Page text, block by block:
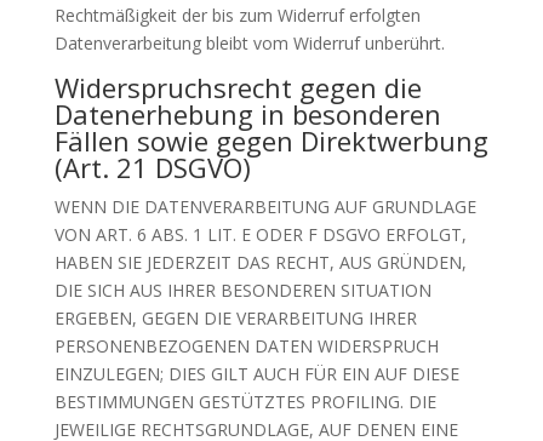
Rechtmäßigkeit der bis zum Widerruf erfolgten
Datenverarbeitung bleibt vom Widerruf unberührt.
Widerspruchsrecht gegen die
Datenerhebung in besonderen
Fällen sowie gegen Direktwerbung
(Art. 21 DSGVO)
WENN DIE DATENVERARBEITUNG AUF GRUNDLAGE
VON ART. 6 ABS. 1 LIT. E ODER F DSGVO ERFOLGT,
HABEN SIE JEDERZEIT DAS RECHT, AUS GRÜNDEN,
DIE SICH AUS IHRER BESONDEREN SITUATION
ERGEBEN, GEGEN DIE VERARBEITUNG IHRER
PERSONENBEZOGENEN DATEN WIDERSPRUCH
EINZULEGEN; DIES GILT AUCH FÜR EIN AUF DIESE
BESTIMMUNGEN GESTÜTZTES PROFILING. DIE
JEWEILIGE RECHTSGRUNDLAGE, AUF DENEN EINE